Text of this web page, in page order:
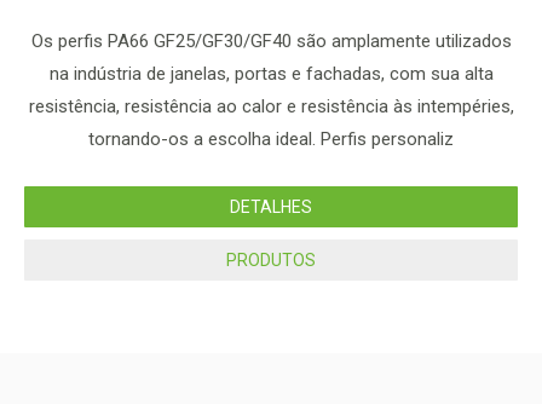
Os perfis PA66 GF25/GF30/GF40 são amplamente utilizados
na indústria de janelas, portas e fachadas, com sua alta
resistência, resistência ao calor e resistência às intempéries,
tornando-os a escolha ideal. Perfis personaliz
DETALHES
PRODUTOS